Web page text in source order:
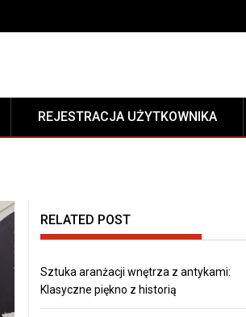
meblowych
REJESTRACJA UŻYTKOWNIKA
RELATED POST
Sztuka aranżacji wnętrza z antykami:
Klasyczne piękno z historią